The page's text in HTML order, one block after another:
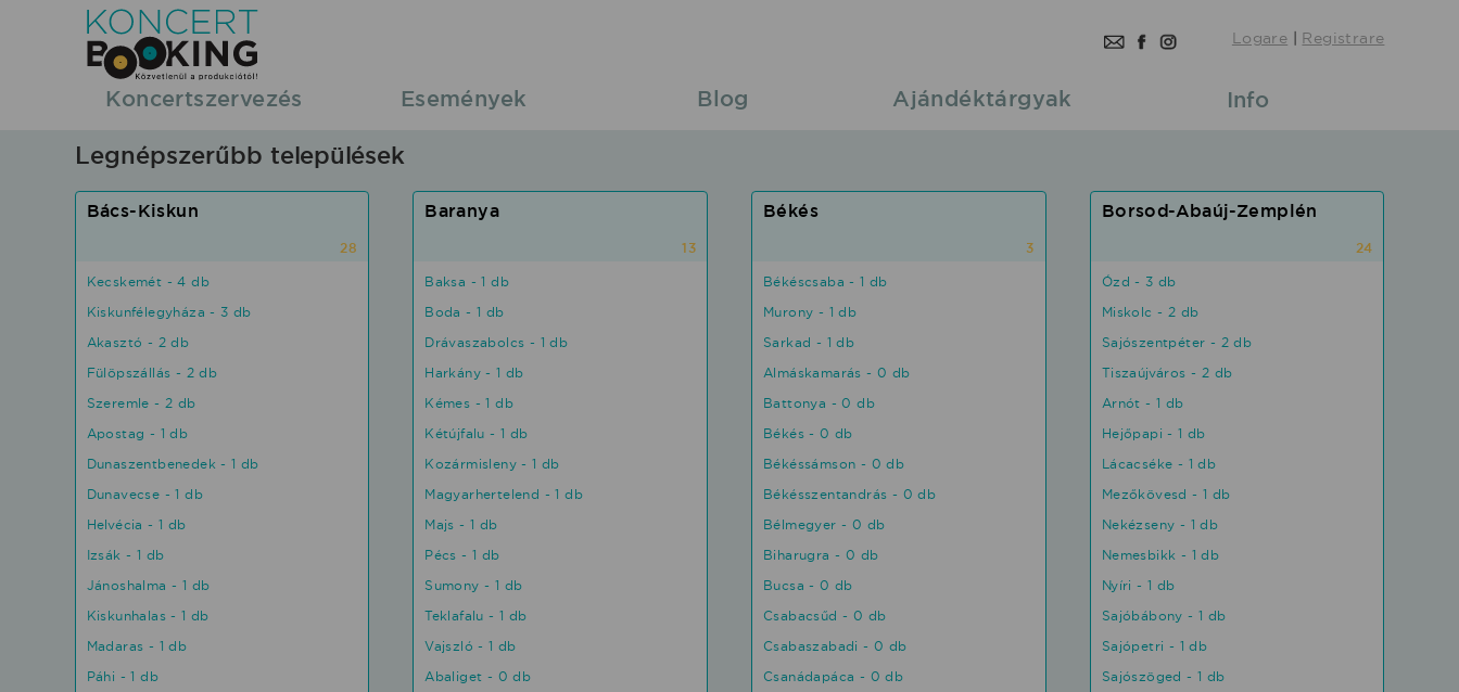
Koncertbooking
Koncertszervezés
fellépések
megyei
bontásban.
Logare | Registrare
Koncertszervezés Események Blog Ajándéktárgyak Info
Legnépszerűbb települések
Bács-Kiskun
28
Kecskemét - 4 db
Kiskunfélegyháza - 3 db
Akasztó - 2 db
Fülöpszállás - 2 db
Szeremle - 2 db
Apostag - 1 db
Dunaszentbenedek - 1 db
Dunavecse - 1 db
Helvécia - 1 db
Izsák - 1 db
Jánoshalma - 1 db
Kiskunhalas - 1 db
Madaras - 1 db
Páhi - 1 db
Baranya
13
Baksa - 1 db
Boda - 1 db
Drávaszabolcs - 1 db
Harkány - 1 db
Kémes - 1 db
Kétújfalu - 1 db
Kozármisleny - 1 db
Magyarhertelend - 1 db
Majs - 1 db
Pécs - 1 db
Sumony - 1 db
Teklafalu - 1 db
Vajszló - 1 db
Abaliget - 0 db
Békés
3
Békéscsaba - 1 db
Murony - 1 db
Sarkad - 1 db
Almáskamarás - 0 db
Battonya - 0 db
Békés - 0 db
Békéssámson - 0 db
Békésszentandrás - 0 db
Bélmegyer - 0 db
Biharugra - 0 db
Bucsa - 0 db
Csabacsűd - 0 db
Csabaszabadi - 0 db
Csanádapáca - 0 db
Borsod-Abaúj-Zemplén
24
Ózd - 3 db
Miskolc - 2 db
Sajószentpéter - 2 db
Tiszaújváros - 2 db
Arnót - 1 db
Hejőpapi - 1 db
Lácacséke - 1 db
Mezőkövesd - 1 db
Nekézseny - 1 db
Nemesbikk - 1 db
Nyíri - 1 db
Sajóbábony - 1 db
Sajópetri - 1 db
Sajószöged - 1 db